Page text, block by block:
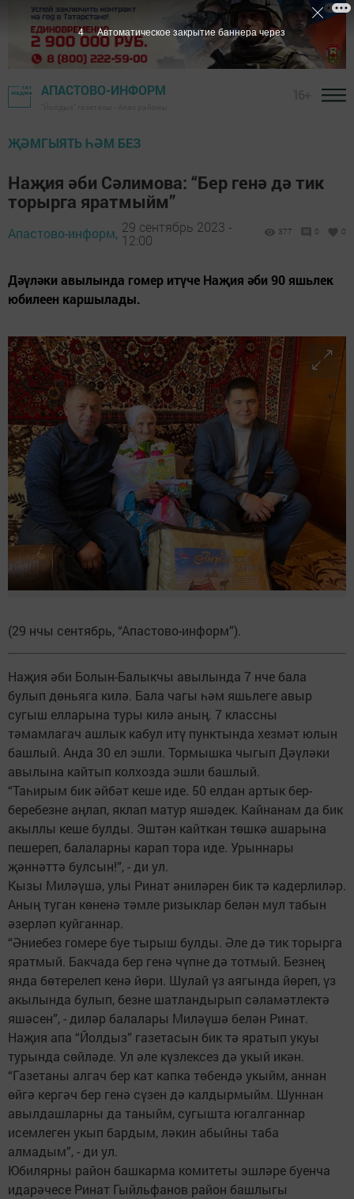
АПАСТОВО-ИНФОРМ
ҖӘМГЫЯТЬ ҺӘМ БЕЗ
Наҗия әби Сәлимова: “Бер генә дә тик
торырга яратмыйм”
Апастово-информ, 29 сентябрь 2023 -
12:00
377 0 0
Дәүләки авылында гомер итүче Наҗия әби 90 яшьлек
юбилеен каршылады.
(29 нчы сентябрь, “Апастово-информ”).
Наҗия әби Болын-Балыкчы авылында 7 нче бала
булып дөньяга килә. Бала чагы һәм яшьлеге авыр
сугыш елларына туры килә аның. 7 классны
тәмамлагач ашлык кабул итү пунктында хезмәт юлын
башлый. Анда 30 ел эшли. Тормышка чыгып Дәүләки
авылына кайтып колхозда эшли башлый.
“Таһирым бик әйбәт кеше иде. 50 елдан артык бер-
беребезне аңлап, яклап матур яшәдек. Кайнанам да бик
акыллы кеше булды. Эштән кайткан төшкә ашарына
пешереп, балаларны карап тора иде. Урыннары
җәннәттә булсын!”, - ди ул.
Кызы Миләүшә, улы Ринат әниләрен бик тә кадерлиләр.
Аның туган көненә тәмле ризыклар белән мул табын
әзерләп куйганнар.
“Әниебез гомере буе тырыш булды. Әле дә тик торырга
яратмый. Бакчада бер генә чүпне дә тотмый. Безнең
янда бөтерелеп кенә йөри. Шулай үз аягында йөреп, үз
акылында булып, безне шатландырып сәламәтлектә
яшәсен”, - диләр балалары Миләүшә белән Ринат.
Наҗия апа “Йолдыз” газетасын бик тә яратып укуы
турында сөйләде. Ул әле күзлексез дә укый икән.
“Газетаны алгач бер кат капка төбендә укыйм, аннан
өйгә кергәч бер генә сүзен дә калдырмыйм. Шуннан
авылдашларны да таныйм, сугышта югалганнар
исемлеген укып бардым, ләкин абыйны таба
алмадым”, - ди ул.
Юбилярны район башкарма комитеты эшләре буенча
идарәчесе Ринат Гыйльфанов район башлыгы
2 Автоматическое закрытие баннера через